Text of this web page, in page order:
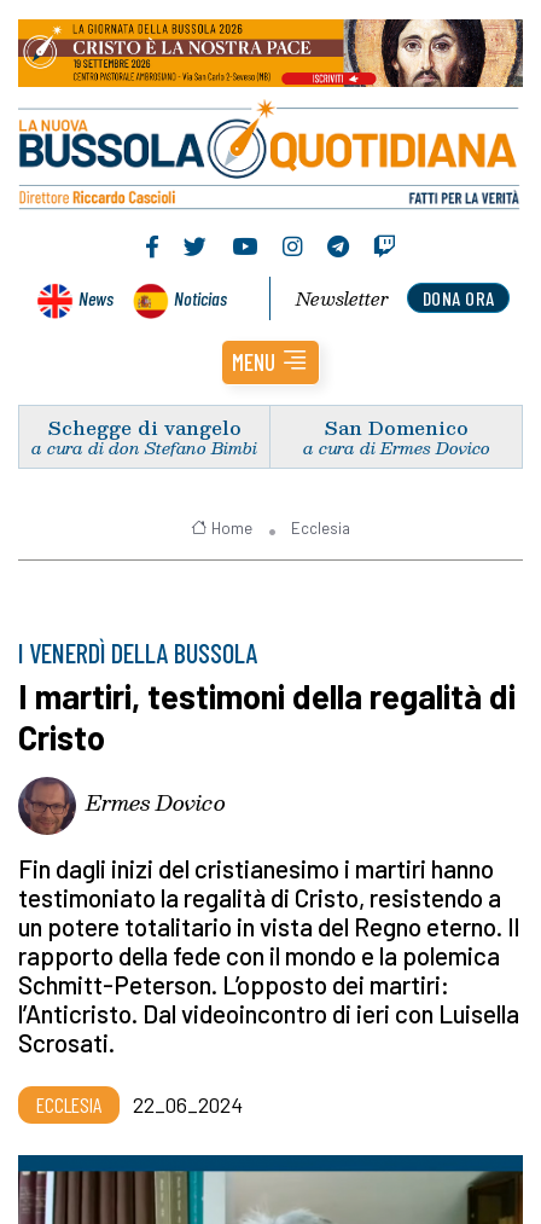
News Noticias DONA ORA
Newsletter
MENU
Schegge di vangelo
a cura di don Stefano Bimbi
San Domenico
a cura di Ermes Dovico
Home Ecclesia
I VENERDÌ DELLA BUSSOLA
I martiri, testimoni della regalità di
Cristo
Ermes Dovico
Fin dagli inizi del cristianesimo i martiri hanno
testimoniato la regalità di Cristo, resistendo a
un potere totalitario in vista del Regno eterno. Il
rapporto della fede con il mondo e la polemica
Schmitt-Peterson. L’opposto dei martiri:
l’Anticristo. Dal videoincontro di ieri con Luisella
Scrosati.
ECCLESIA 22_06_2024